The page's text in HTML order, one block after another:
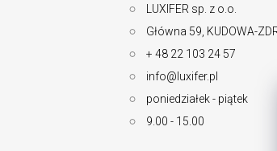
LUXIFER sp. z o.o.
Główna 59, KUDOWA-
+ 48 22 103 24 57
info@luxifer.pl
poniedziałek - piątek
9.00 - 15.00